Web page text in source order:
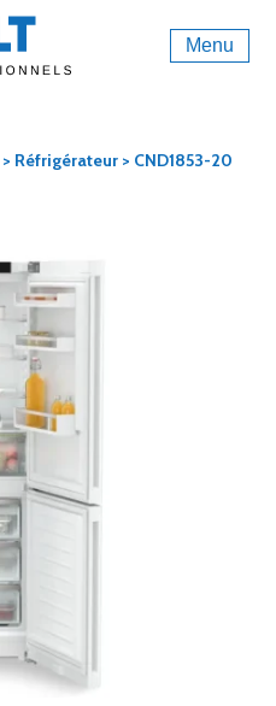
Menu
> Réfrigérateur > CND1853-20